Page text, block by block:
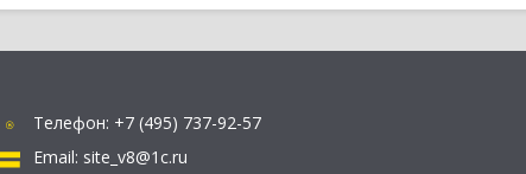
Телефон: +7 (495) 737-92-57
Email: site_v8@1c.ru